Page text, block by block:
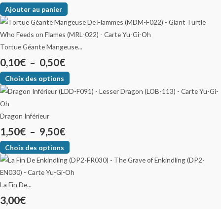
Ajouter au panier
Tortue Géante Mangeuse...
0,10€ – 0,50€
Choix des options
Dragon Inférieur
1,50€ – 9,50€
Choix des options
La Fin De...
3,00€